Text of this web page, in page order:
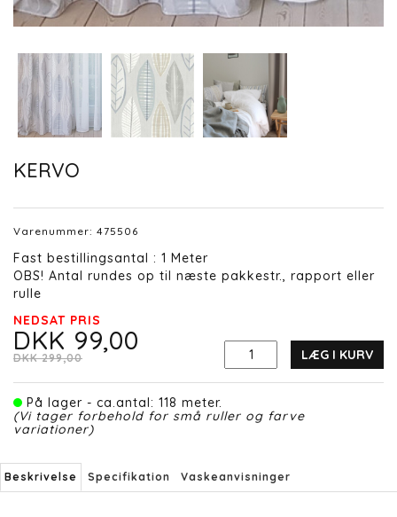
KERVO
Varenummer: 475506
Fast bestillingsantal : 1 Meter
OBS! Antal rundes op til næste pakkestr., rapport eller
rulle
NEDSAT PRIS
DKK 99,00
DKK 299,00 LÆG I KURV
På lager - ca.antal: 118 meter.
(Vi tager forbehold for små ruller og farve
variationer)
Beskrivelse Specifikation Vaskeanvisninger